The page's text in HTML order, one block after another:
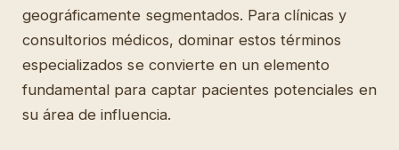
geográficamente segmentados. Para clínicas y
consultorios médicos, dominar estos términos
especializados se convierte en un elemento
fundamental para captar pacientes potenciales en
su área de influencia.